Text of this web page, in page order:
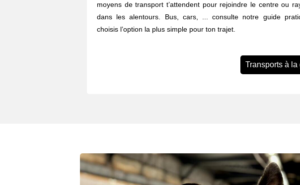
moyens de transport t’attendent pour rejoindre le centre ou
dans les alentours. Bus, cars, ... consulte notre guide
choisis l’option la plus simple pour ton trajet.
Transports à la